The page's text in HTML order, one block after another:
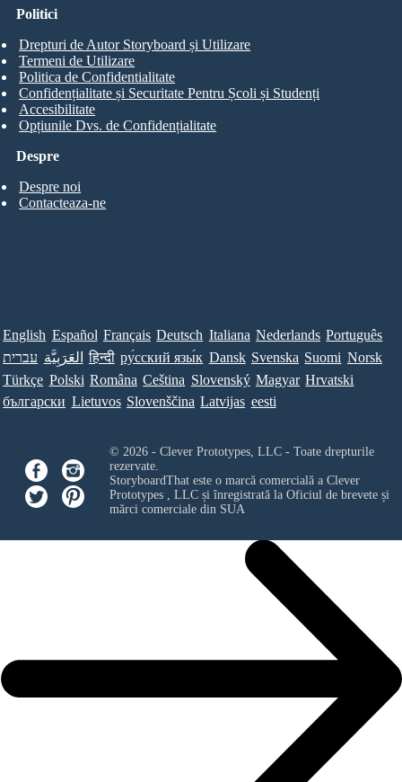
Despre
Despre noi
Contacteaza-ne
Politici
Drepturi de Autor Storyboard și Utilizare
Termeni de Utilizare
Politica de Confidentialitate
Confidențialitate și Securitate Pentru Școli și Studenți
Accesibilitate
Opțiunile Dvs. de Confidențialitate
English Español Français Deutsch Italiana Nederlands Português
עברית العَرَبِيَّة हिन्दी ру́сский язы́к Dansk Svenska Suomi Norsk
Türkçe Polski Româna Ceština Slovenský Magyar Hrvatski
български Lietuvos Slovenščina Latvijas eesti
© 2026 - Clever Prototypes, LLC - Toate drepturile
rezervate.
StoryboardThat este o marcă comercială a Clever
Prototypes , LLCși înregistrată la Oficiul de brevete și
mărci comerciale din SUA